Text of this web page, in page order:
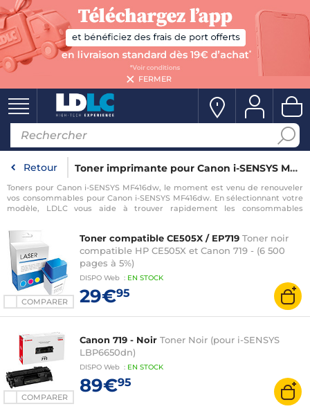
FERMER
Retour Toner imprimante pour Canon i-SENSYS MF416dw
Toners pour Canon i-SENSYS MF416dw, le moment est venu de renouveler
vos consommables pour Canon i-SENSYS MF416dw. En sélectionnant votre
modèle, LDLC vous aide à trouver rapidement les consommables
COMPARER
Toner compatible CE505X / EP719 Toner noir
compatible HP CE505X et Canon 719 - (6 500
pages à 5%)
DISPO Web : EN STOCK
29€95
COMPARER
Canon 719 - Noir Toner Noir (pour i-SENSYS
LBP6650dn)
DISPO Web : EN STOCK
89€95